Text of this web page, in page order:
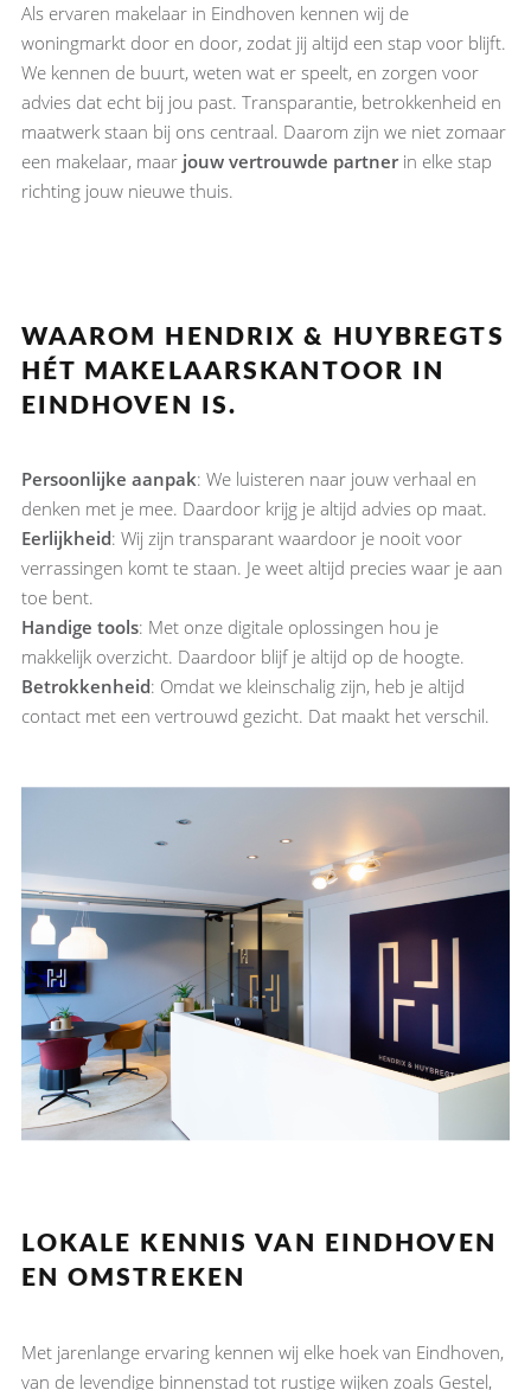
Als ervaren makelaar in Eindhoven kennen wij de
woningmarkt door en door, zodat jij altijd een stap voor blijft.
We kennen de buurt, weten wat er speelt, en zorgen voor
advies dat echt bij jou past. Transparantie, betrokkenheid en
maatwerk staan bij ons centraal. Daarom zijn we niet zomaar
een makelaar, maar jouw vertrouwde partnerin elke stap
richting jouw nieuwe thuis.
WAAROM HENDRIX & HUYBREGTS
HÉT MAKELAARSKANTOOR IN
EINDHOVEN IS.
Persoonlijke aanpak: We luisteren naar jouw verhaal en
denken met je mee. Daardoor krijg je altijd advies op maat.
Eerlijkheid: Wij zijn transparant waardoor je nooit voor
verrassingen komt te staan. Je weet altijd precies waar je aan
toe bent.
Handige tools: Met onze digitale oplossingen hou je
makkelijk overzicht. Daardoor blijf je altijd op de hoogte.
Betrokkenheid: Omdat we kleinschalig zijn, heb je altijd
contact met een vertrouwd gezicht. Dat maakt het verschil.
LOKALE KENNIS VAN EINDHOVEN
EN OMSTREKEN
Met jarenlange ervaring kennen wij elke hoek van Eindhoven,
van de levendige binnenstad tot rustige wijken zoals Gestel,